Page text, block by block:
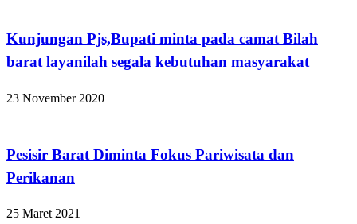
Kunjungan Pjs,Bupati minta pada camat Bilah
barat layanilah segala kebutuhan masyarakat
23 November 2020
Pesisir Barat Diminta Fokus Pariwisata dan
Perikanan
25 Maret 2021